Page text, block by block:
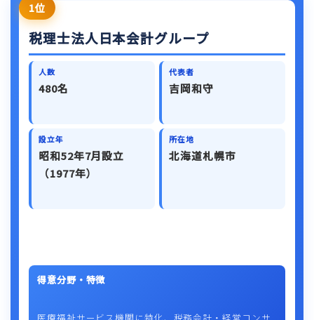
1位
税理士法人日本会計グループ
人数
480名
代表者
吉岡和守
設立年
昭和52年7月設立
（1977年）
所在地
北海道札幌市
得意分野・特徴